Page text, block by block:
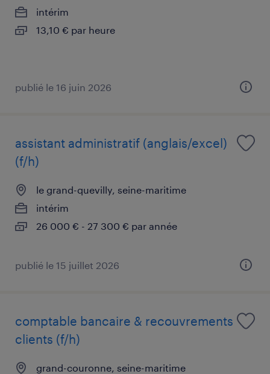
intérim
13,10 € par heure
publié le 16 juin 2026
assistant administratif (anglais/excel)
(f/h)
le grand-quevilly, seine-maritime
intérim
26 000 € - 27 300 € par année
publié le 15 juillet 2026
comptable bancaire & recouvrements
clients (f/h)
grand-couronne, seine-maritime